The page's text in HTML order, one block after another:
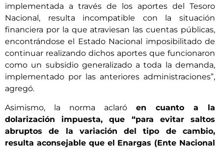
implementada a través de los aportes del Tesoro
Nacional, resulta incompatible con la situación
financiera por la que atraviesan las cuentas públicas,
encontrándose el Estado Nacional imposibilitado de
continuar realizando dichos aportes que funcionaron
como un subsidio generalizado a toda la demanda,
implementado por las anteriores administraciones”,
agregó.
Asimismo, la norma aclaró en cuanto a la
dolarización impuesta, que “para evitar saltos
abruptos de la variación del tipo de cambio,
resulta aconsejable que el Enargas (Ente Nacional